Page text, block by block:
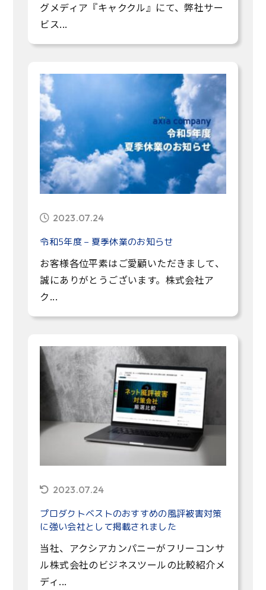
グメディア『キャククル』にて、弊社サー
ビス...
2023.07.24
令和5年度 – 夏季休業のお知らせ
お客様各位平素はご愛顧いただきまして、
誠にありがとうございます。株式会社ア
ク...
2023.07.24
プロダクトベストのおすすめの風評被害対策
に強い会社として掲載されました
当社、アクシアカンパニーがフリーコンサ
ル株式会社のビジネスツールの比較紹介メ
ディ...